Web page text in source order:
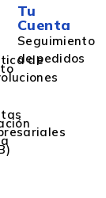
de
Tu
Cuenta
Seguimiento
de pedidos